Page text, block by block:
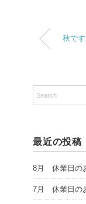
秋です
最近の投稿
8月 休業日の
7月 休業日の